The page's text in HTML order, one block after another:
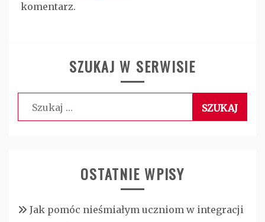
komentarz.
SZUKAJ W SERWISIE
Szukaj:
OSTATNIE WPISY
Jak pomóc nieśmiałym uczniom w integracji